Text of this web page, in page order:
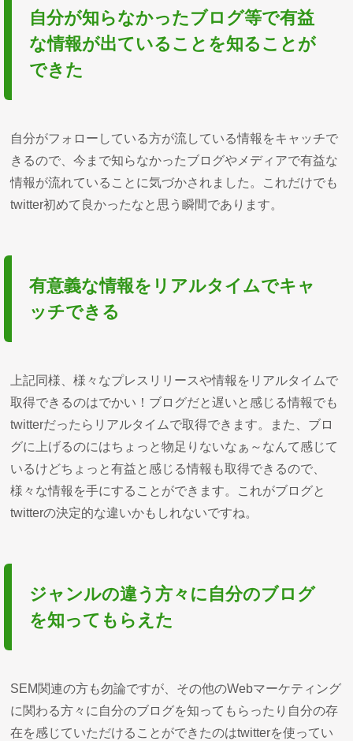
自分が知らなかったブログ等で有益
な情報が出ていることを知ることが
できた
自分がフォローしている方が流している情報をキャッチで
きるので、今まで知らなかったブログやメディアで有益な
情報が流れていることに気づかされました。これだけでも
twitter初めて良かったなと思う瞬間であります。
有意義な情報をリアルタイムでキャ
ッチできる
上記同様、様々なプレスリリースや情報をリアルタイムで
取得できるのはでかい！ブログだと遅いと感じる情報でも
twitterだったらリアルタイムで取得できます。また、ブロ
グに上げるのにはちょっと物足りないなぁ～なんて感じて
いるけどちょっと有益と感じる情報も取得できるので、
様々な情報を手にすることができます。これがブログと
twitterの決定的な違いかもしれないですね。
ジャンルの違う方々に自分のブログ
を知ってもらえた
SEM関連の方も勿論ですが、その他のWebマーケティング
に関わる方々に自分のブログを知ってもらったり自分の存
在を感じていただけることができたのはtwitterを使ってい